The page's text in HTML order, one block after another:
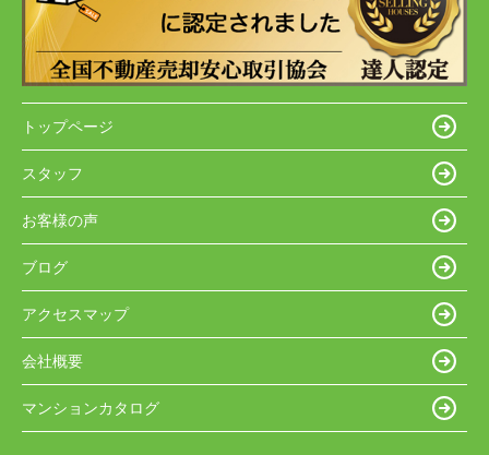
トップページ
スタッフ
お客様の声
ブログ
アクセスマップ
会社概要
マンションカタログ